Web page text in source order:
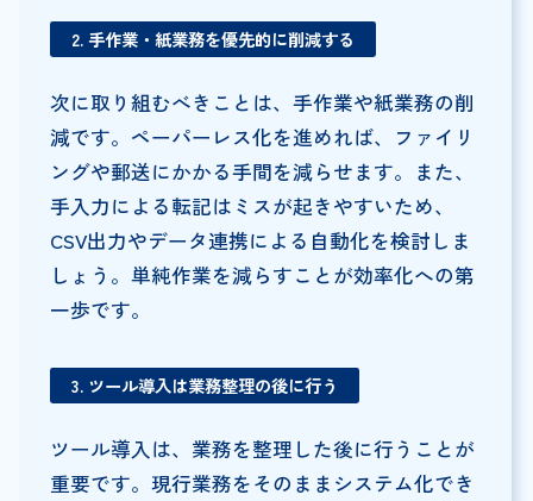
2. 手作業・紙業務を優先的に削減する
次に取り組むべきことは、手作業や紙業務の削
減です。ペーパーレス化を進めれば、ファイリ
ングや郵送にかかる手間を減らせます。また、
手入力による転記はミスが起きやすいため、
CSV出力やデータ連携による自動化を検討しま
しょう。単純作業を減らすことが効率化への第
一歩です。
3. ツール導入は業務整理の後に行う
ツール導入は、業務を整理した後に行うことが
重要です。現行業務をそのままシステム化でき